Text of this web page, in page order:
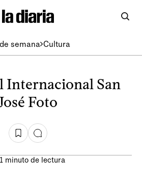
semana Cultura
Internacional San
Foto
1 minuto de lectura